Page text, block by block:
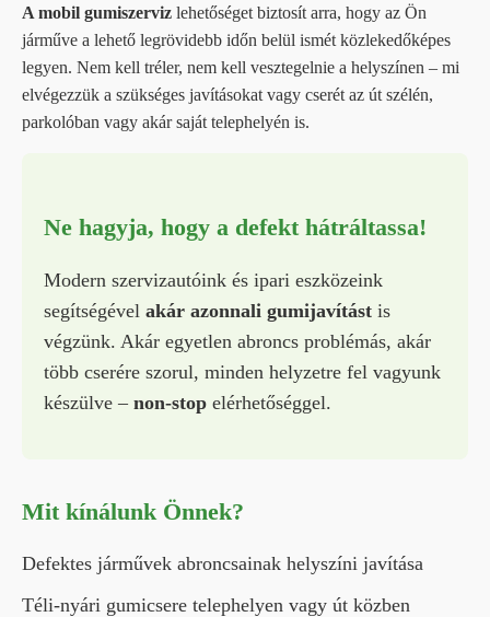
A mobil gumiszerviz lehetőséget biztosít arra, hogy az Ön
járműve a lehető legrövidebb időn belül ismét közlekedőképes
legyen. Nem kell tréler, nem kell vesztegelnie a helyszínen – mi
elvégezzük a szükséges javításokat vagy cserét az út szélén,
parkolóban vagy akár saját telephelyén is.
Ne hagyja, hogy a defekt hátráltassa!
Modern szervizautóink és ipari eszközeink
segítségével akár azonnali gumijavítást is
végzünk. Akár egyetlen abroncs problémás, akár
több cserére szorul, minden helyzetre fel vagyunk
készülve – non-stop elérhetőséggel.
Mit kínálunk Önnek?
Defektes járművek abroncsainak helyszíni javítása
Téli-nyári gumicsere telephelyen vagy út közben